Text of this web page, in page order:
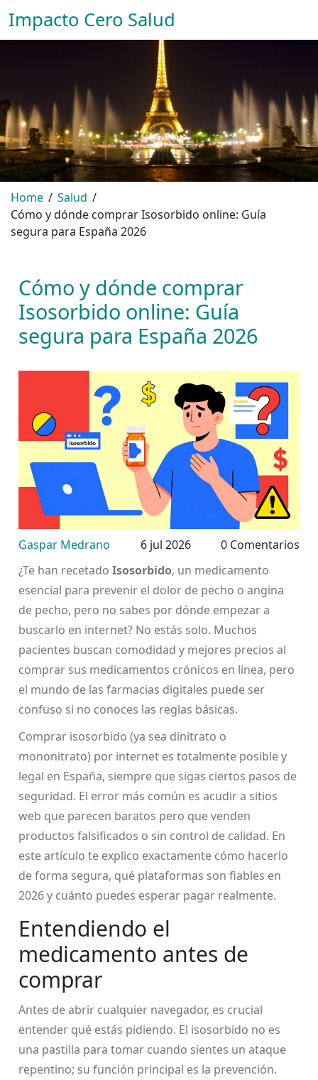
Impacto Cero Salud
Home
Salud
Cómo y dónde comprar Isosorbido online: Guía
segura para España 2026
Cómo y dónde comprar
Isosorbido online: Guía
segura para España 2026
Gaspar Medrano 6 jul 2026
0 Comentarios
¿Te han recetado Isosorbido, un medicamento
esencial para prevenir el dolor de pecho o angina
de pecho, pero no sabes por dónde empezar a
buscarlo en internet? No estás solo. Muchos
pacientes buscan comodidad y mejores precios al
comprar sus medicamentos crónicos en línea, pero
el mundo de las farmacias digitales puede ser
confuso si no conoces las reglas básicas.
Comprar isosorbido (ya sea dinitrato o
mononitrato) por internet es totalmente posible y
legal en España, siempre que sigas ciertos pasos de
seguridad. El error más común es acudir a sitios
web que parecen baratos pero que venden
productos falsificados o sin control de calidad. En
este artículo te explico exactamente cómo hacerlo
de forma segura, qué plataformas son fiables en
2026 y cuánto puedes esperar pagar realmente.
Entendiendo el
medicamento antes de
comprar
Antes de abrir cualquier navegador, es crucial
entender qué estás pidiendo. El isosorbido no es
una pastilla para tomar cuando sientes un ataque
repentino; su función principal es la prevención.